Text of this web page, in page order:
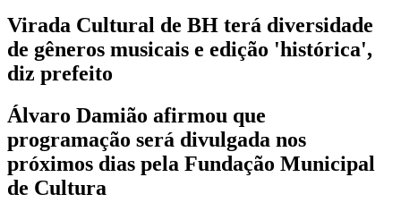
Virada Cultural de BH terá diversidade
de gêneros musicais e edição 'histórica',
diz prefeito
Álvaro Damião afirmou que
programação será divulgada nos
próximos dias pela Fundação Municipal
de Cultura